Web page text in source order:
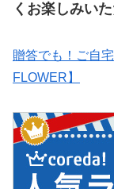
くお楽しみいた
贈答でも！ご自
FLOWER】